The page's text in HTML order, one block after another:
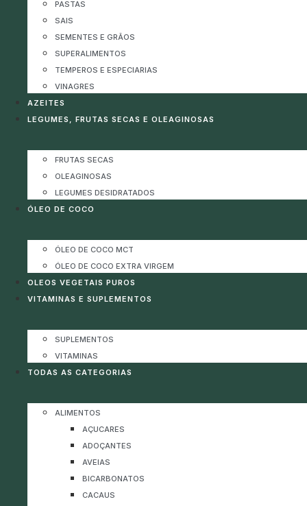
PASTAS
SAIS
SEMENTES E GRÃOS
SUPERALIMENTOS
TEMPEROS E ESPECIARIAS
VINAGRES
AZEITES
LEGUMES, FRUTAS SECAS E OLEAGINOSAS
FRUTAS SECAS
OLEAGINOSAS
LEGUMES DESIDRATADOS
ÓLEO DE COCO
ÓLEO DE COCO MCT
ÓLEO DE COCO EXTRA VIRGEM
OLEOS VEGETAIS PUROS
VITAMINAS E SUPLEMENTOS
SUPLEMENTOS
VITAMINAS
TODAS AS CATEGORIAS
ALIMENTOS
AÇUCARES
ADOÇANTES
AVEIAS
BICARBONATOS
CACAUS